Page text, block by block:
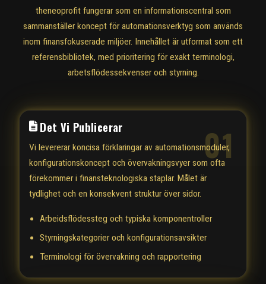
theneoprofit fungerar som en informationscentral som
sammanställer koncept för automationsverktyg som används
inom finansfokuserade miljöer. Innehållet är utformat som ett
referensbibliotek, med prioritering för exakt terminologi,
arbetsflödessekvenser och styrning.
01
Det Vi Publicerar
Vi levererar koncisa förklaringar av automationsmoduler,
konfigurationskoncept och övervakningsvyer som ofta
förekommer i finansteknologiska staplar. Målet är
tydlighet och en konsekvent struktur över sidor.
Arbeidsflödessteg och typiska komponentroller
Styrningskategorier och konfigurationsavsikter
Terminologi för övervakning och rapportering